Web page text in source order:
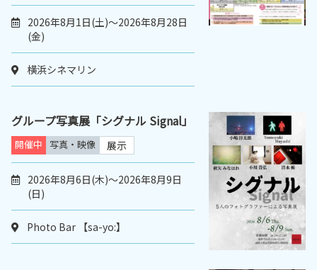
2026年8月1日(土)～2026年8月28日
(金)
横浜シネマリン
グループ写真展「シグナル Signal」
開催中 写真・映像 展示
2026年8月6日(木)～2026年8月9日
(日)
Photo Bar 【sa-yo:】